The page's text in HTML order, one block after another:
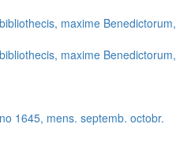
maxime Benedictorum,
maxime Benedictorum,
1645, mens. septemb. octobr.